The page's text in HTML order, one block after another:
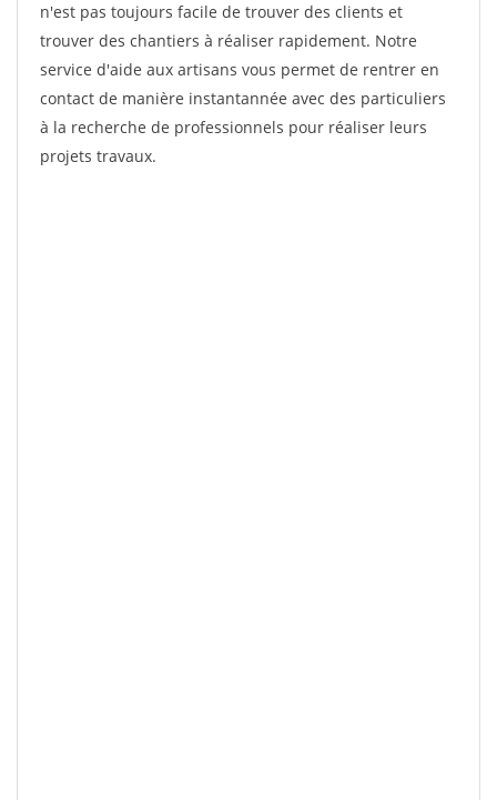
n'est pas toujours facile de trouver des clients et
trouver des chantiers à réaliser rapidement. Notre
service d'aide aux artisans vous permet de rentrer en
contact de manière instantannée avec des particuliers
à la recherche de professionnels pour réaliser leurs
projets travaux.